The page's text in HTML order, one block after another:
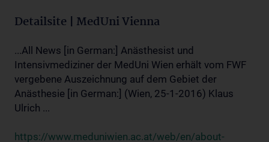
Detailsite | MedUni Vienna
...All News [in German:] Anästhesist und
Intensivmediziner der MedUni Wien erhält vom FWF
vergebene Auszeichnung auf dem Gebiet der
Anästhesie [in German:] (Wien, 25-1-2016) Klaus
Ulrich ...
https://www.meduniwien.ac.at/web/en/about-